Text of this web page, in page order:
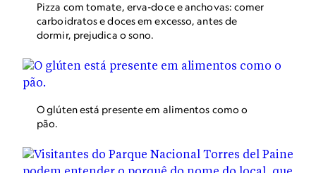
Pizza com tomate, erva-doce e anchovas: comer
carboidratos e doces em excesso, antes de
dormir, prejudica o sono.
O glúten está presente em alimentos como o
pão.